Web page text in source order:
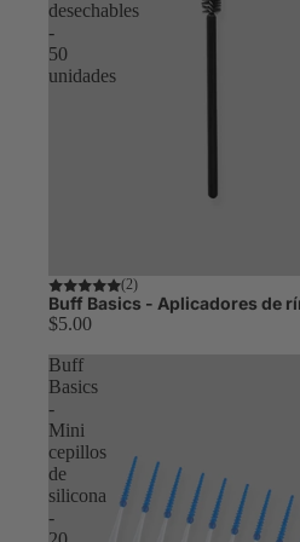
desechables
-
50
unidades
Avísame (2)
Buff Basics - Aplicadores de
$5.00
Buff
Basics
-
Mini
cepillos
de
silicona
-